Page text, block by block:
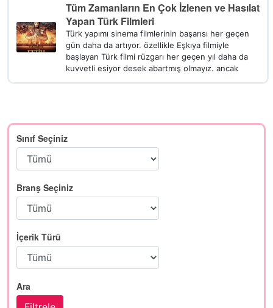
Tüm Zamanların En Çok İzlenen ve Hasılat
Yapan Türk Filmleri
Türk yapımı sinema filmlerinin başarısı her geçen
gün daha da artıyor. özellikle Eşkıya filmiyle
başlayan Türk filmi rüzgarı her geçen yıl daha da
kuvvetli esiyor desek abartmış olmayız. ancak
Sınıf Seçiniz
Branş Seçiniz
İçerik Türü
Ara